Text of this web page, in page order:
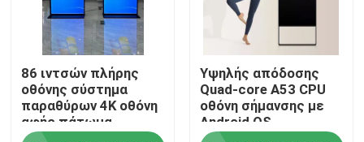
86 ιντσών πλήρης
οθόνης σύστημα
παραθύρων 4K οθόνη
αφής πάτωμα
στέκεται ψηφιακή
Υψηλής απόδοσης
Quad-core A53 CPU
οθόνη σήμανσης με
Android OS